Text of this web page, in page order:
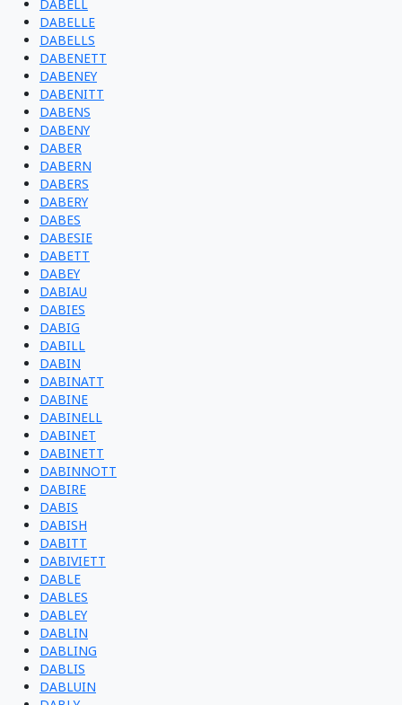
DABELL
DABELLE
DABELLS
DABENETT
DABENEY
DABENITT
DABENS
DABENY
DABER
DABERN
DABERS
DABERY
DABES
DABESIE
DABETT
DABEY
DABIAU
DABIES
DABIG
DABILL
DABIN
DABINATT
DABINE
DABINELL
DABINET
DABINETT
DABINNOTT
DABIRE
DABIS
DABISH
DABITT
DABIVIETT
DABLE
DABLES
DABLEY
DABLIN
DABLING
DABLIS
DABLUIN